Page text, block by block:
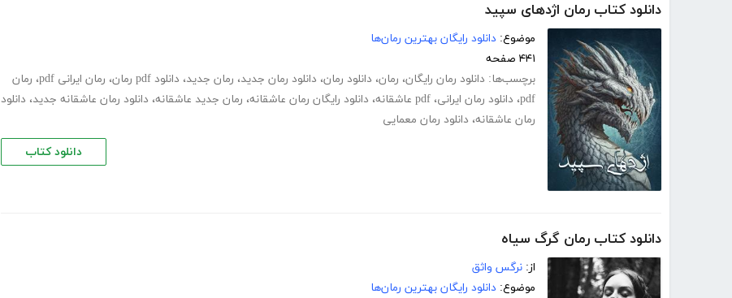
دانلود کتاب رمان اژدهای سپید
موضوع: دانلود رایگان بهترین رمان‌ها
۴۴۱ صفحه
برچسب‌ها: دانلود رمان رایگان، رمان، دانلود رمان، دانلود رمان جدید، رمان جدید، دانلود pdf رمان ، رمان ایرانی pdf ، رمان
pdf، دانلود رمان ایرانی، pdf عاشقانه ، دانلود رایگان رمان عاشقانه، رمان جدید عاشقانه، دانلود رمان عاشقانه جدید، دانلود
رمان عاشقانه، دانلود رمان معمایی
دانلود کتاب
دانلود کتاب رمان گرگ سیاه
از: نرگس واثق
موضوع: دانلود رایگان بهترین رمان‌ها